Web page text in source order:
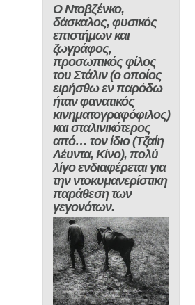
ΟΝτοβζένκο,
δάσκαλος, φυσικός
επιστήμων και
ζωγράφος,
προσωπικός φίλος
του Στάλιν (ο οποίος
ειρήσθω εν παρόδω
ήταν φανατικός
κινηματογραφόφιλος)
και σταλινικότερος
από… τον ίδιο (Τζαίη
Λέυντα, Κίνο), πολύ
λίγο ενδιαφέρεται για
την ντοκυμανερίστικη
παράθεση των
γεγονότων.